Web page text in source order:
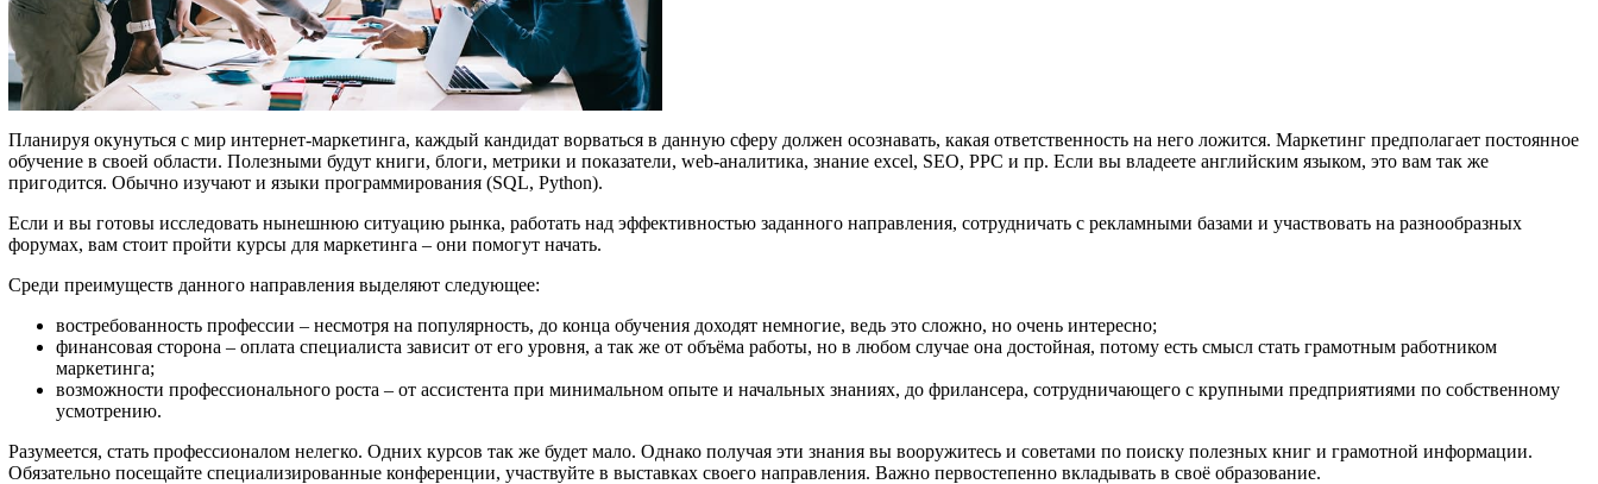
Планируя окунуться с мир интернет-маркетинга, каждый кандидат ворваться в данную сферу должен осознавать, какая ответственность на него ложится. Маркетинг предполагает постоянное
обучение в своей области. Полезными будут книги, блоги, метрики и показатели, web-аналитика, знание excel, SEO, PPC и пр. Если вы владеете английским языком, это вам так же
пригодится. Обычно изучают и языки программирования (SQL, Python).
Если и вы готовы исследовать нынешнюю ситуацию рынка, работать над эффективностью заданного направления, сотрудничать с рекламными базами и участвовать на разнообразных
форумах, вам стоит пройти курсы для маркетинга – они помогут начать.
Среди преимуществ данного направления выделяют следующее:
востребованность профессии – несмотря на популярность, до конца обучения доходят немногие, ведь это сложно, но очень интересно;
финансовая сторона – оплата специалиста зависит от его уровня, а так же от объёма работы, но в любом случае она достойная, потому есть смысл стать грамотным работником
маркетинга;
возможности профессионального роста – от ассистента при минимальном опыте и начальных знаниях, до фрилансера, сотрудничающего с крупными предприятиями по собственному
усмотрению.
Разумеется, стать профессионалом нелегко. Одних курсов так же будет мало. Однако получая эти знания вы вооружитесь и советами по поиску полезных книг и грамотной информации.
Обязательно посещайте специализированные конференции, участвуйте в выставках своего направления. Важно первостепенно вкладывать в своё образование.